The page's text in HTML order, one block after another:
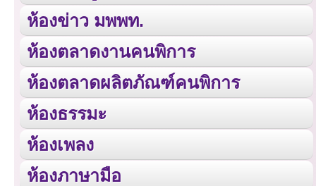
ห้องข่าว มพพท.
ห้องตลาดงานคนพิการ
ห้องตลาดผลิตภัณฑ์คนพิการ
ห้องธรรมะ
ห้องเพลง
ห้องภาษามือ